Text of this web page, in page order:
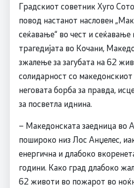
Градскиот советник Хуго
повод настанот насловен
сеќавање“ во чест и
трагедијата во Кочани,
зжалење за загубата на 62
солидарност со
неговата борба за правда,
за посветла иднина.
– Македонската заедница во
пошироко низ Лос Анџелес,
енергична и длабоко
години. Како град длабоко
62 животи во пожарот во